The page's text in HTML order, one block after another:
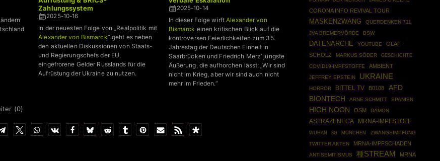
Zahlungssystem
2025-10-16
In der neuesten Folge von „Realpolitik mit
Alexander von Bismarck“ geht es neben
den aktuellen Diskussionen von Staats-
und Regierungschefs der EU,
eingefrorene Gelder Russlands für die
Aufrüstung der Ukraine zu nutzen.
2025-10-14
In dieser Folge wirftAlexander von
Bismarck einen kritischen Blick auf die
kontroversen Feierlichkeiten zum 35.
Jahrestag der Deutschen Einheit in
Saarbrücken und Friedrich Merz’ jüngste
Äußerung, die aufhorchen lässt: „Wir sind
nicht im Krieg, aber wir sind auch nicht
mehr im Frieden.“
(0)
CORONA INFO REVIVAL TOUR
MASKENZWANG
QUERDENKEN 711
JVA BREMERVÖRDE
BSW
DATENARCHE YOUTUBE
OLAF
SCHOLZ
MARKUS SÖDER
GESCHICHTE
COVID19-IMPFSTOFFE
AMBIENT
JEFFREY EPSTEIN UKRAINE
HORROR BITTEL TV B0108 AFD
BIONTECH ARNE SCHMITT SPANIEN
HIGH NOON OSM DÄMON
ASTRAZENECA MRNA-IMPFSTOFF
WUHAN 3G MÜNCHEN
ZWANGSIMPFUNG
TWITTER AKTEN
MRNA-IMPFSCHADEN
ANTISEMITISMUS 種STREAM
MRNA